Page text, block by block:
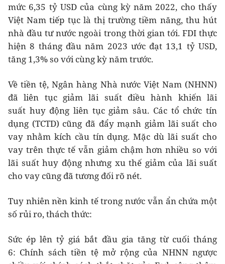
mức 6,35 tỷ USD của cùng kỳ năm 2022, cho thấy
Việt Nam tiếp tục là thị trường tiềm năng, thu hút
nhà đầu tư nước ngoài trong thời gian tới. FDI thực
hiện 8 tháng đầu năm 2023 ước đạt 13,1 tỷ USD,
tăng 1,3% so với cùng kỳ năm trước.
Về tiền tệ, Ngân hàng Nhà nước Việt Nam (NHNN)
đã liên tục giảm lãi suất điều hành khiến lãi
suất huy động liên tục giảm sâu. Các tổ chức tín
dụng (TCTD) cũng đã đẩy mạnh giảm lãi suất cho
vay nhằm kích cầu tín dụng. Mặc dù lãi suất cho
vay trên thực tế vẫn giảm chậm hơn nhiều so với
lãi suất huy động nhưng xu thế giảm của lãi suất
cho vay cũng đã tương đối rõ nét.
Tuy nhiên nền kinh tế trong nước vẫn ẩn chứa một
số rủi ro, thách thức:
Sức ép lên tỷ giá bắt đầu gia tăng từ cuối tháng
6: Chính sách tiền tệ mở rộng của NHNN ngược